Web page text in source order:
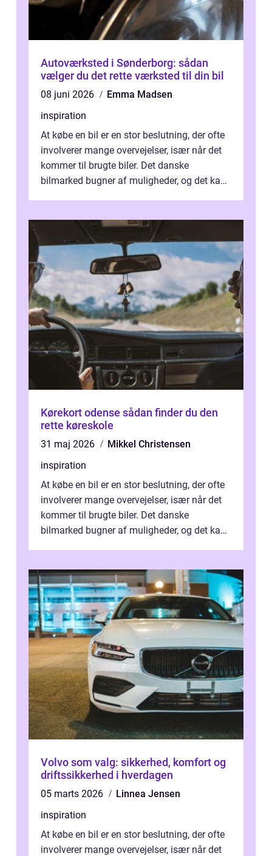
Autoværksted i Sønderborg: sådan
vælger du det rette værksted til din bil
08 juni 2026
Emma Madsen
inspiration
At købe en bil er en stor beslutning, der ofte
involverer mange overvejelser, især når det
kommer til brugte biler. Det danske
bilmarked bugner af muligheder, og det kan
Kørekort odense sådan finder du den
rette køreskole
31 maj 2026
Mikkel Christensen
inspiration
At købe en bil er en stor beslutning, der ofte
involverer mange overvejelser, især når det
kommer til brugte biler. Det danske
bilmarked bugner af muligheder, og det kan
Volvo som valg: sikkerhed, komfort og
driftssikkerhed i hverdagen
05 marts 2026
Linnea Jensen
inspiration
At købe en bil er en stor beslutning, der ofte
involverer mange overvejelser, især når det